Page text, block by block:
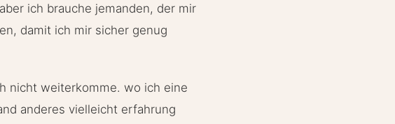
ich brauche jemanden, der mir
damit ich mir sicher genug
nicht weiterkomme. wo ich eine
anderes vielleicht erfahrung